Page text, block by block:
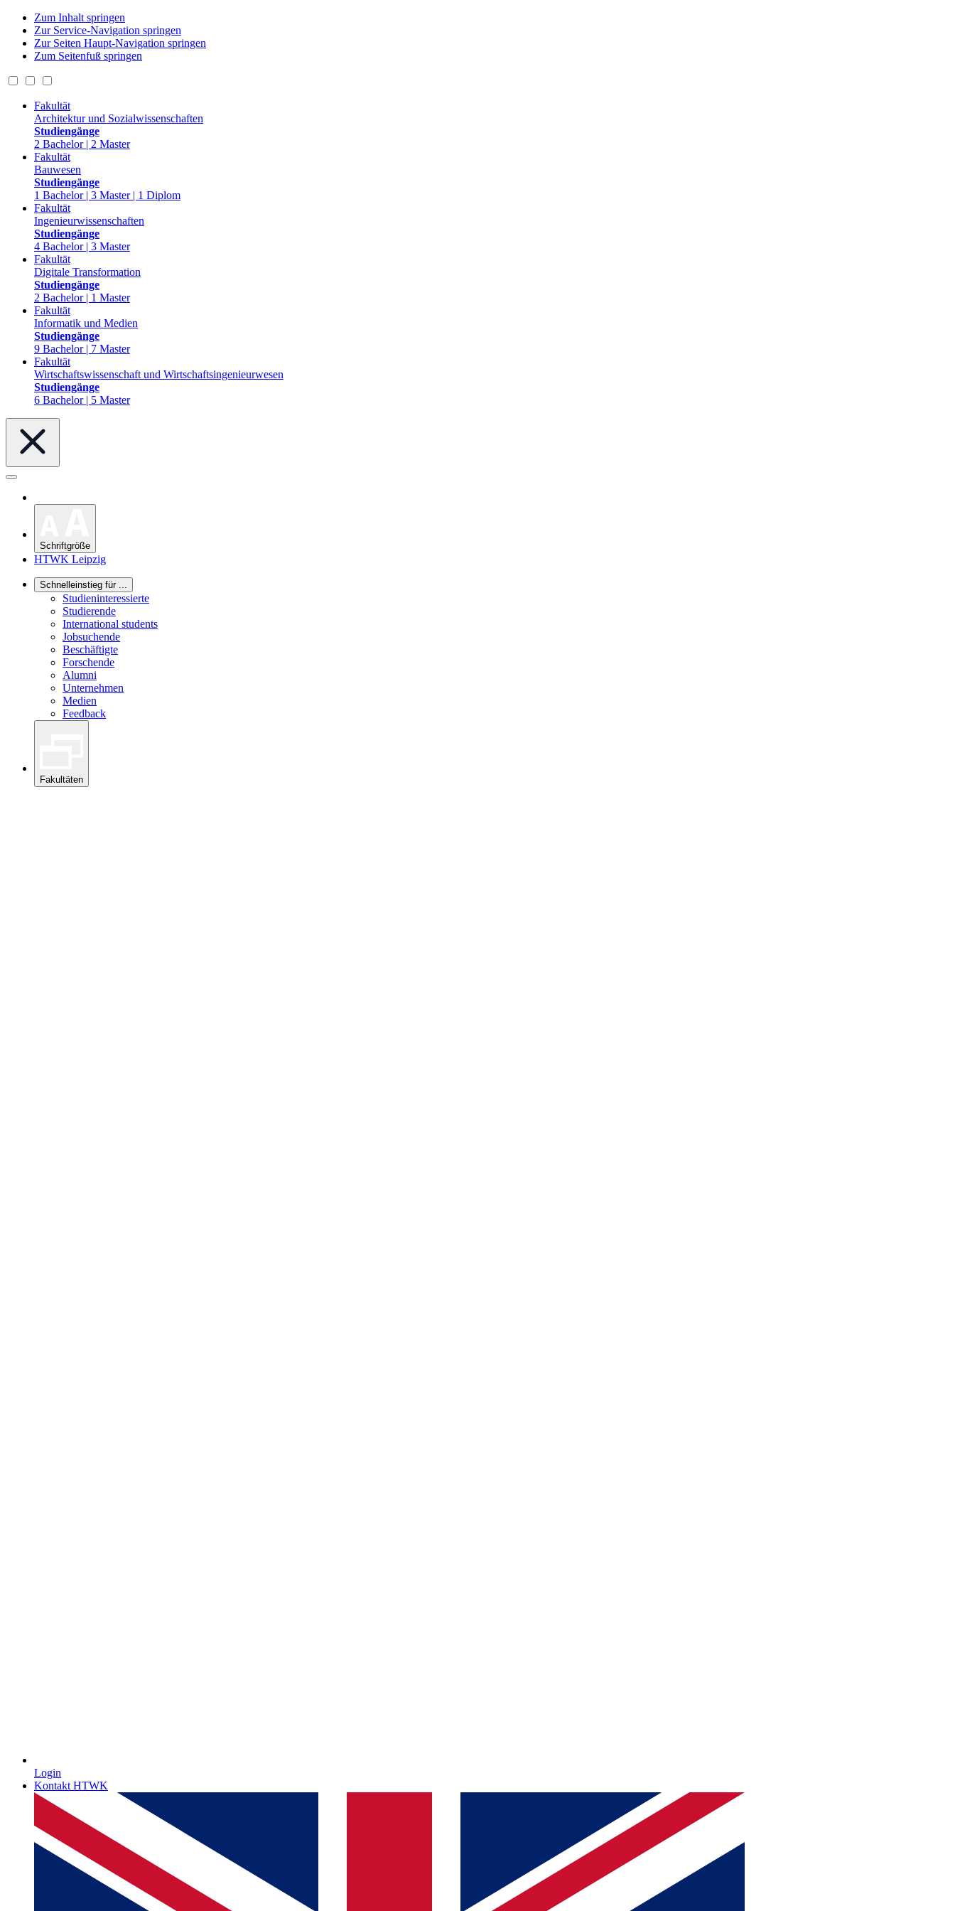
Zum Inhalt springen
Zur Service-Navigation springen
Zur Seiten Haupt-Navigation springen
Zum Seitenfuß springen
Fakultät
Architektur und Sozialwissenschaften
Studiengänge
2 Bachelor | 2 Master
Fakultät
Bauwesen
Studiengänge
1 Bachelor | 3 Master | 1 Diplom
Fakultät
Ingenieurwissenschaften
Studiengänge
4 Bachelor | 3 Master
Fakultät
Digitale Transformation
Studiengänge
2 Bachelor | 1 Master
Fakultät
Informatik und Medien
Studiengänge
9 Bachelor | 7 Master
Fakultät
Wirtschaftswissenschaft und Wirtschaftsingenieurwesen
Studiengänge
6 Bachelor | 5 Master
Schriftgröße
HTWK Leipzig
Schnelleinstieg für ...
Studieninteressierte
Studierende
International students
Jobsuchende
Beschäftigte
Forschende
Alumni
Unternehmen
Medien
Feedback
Fakultäten
Login
Kontakt HTWK